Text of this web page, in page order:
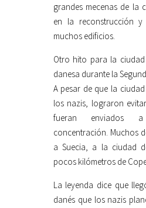
grandes mecenas de la
en la reconstrucción
muchos edificios.
Otro hito para la ciudad
danesa durante la
A pesar de que la
los nazis, lograron
fueran enviados
concentración. Muchos
a Suecia, a la ciudad
pocos kilómetros de
La leyenda dice que
danés que los nazis